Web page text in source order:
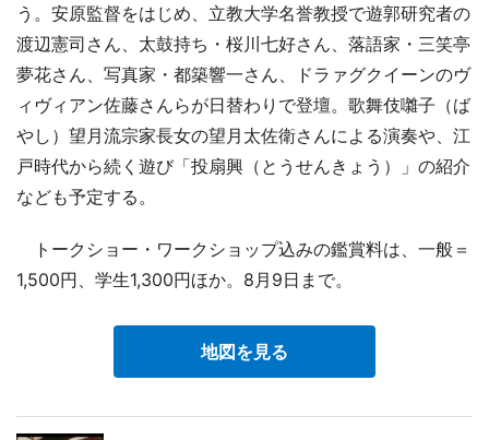
う。安原監督をはじめ、立教大学名誉教授で遊郭研究者の
渡辺憲司さん、太鼓持ち・桜川七好さん、落語家・三笑亭
夢花さん、写真家・都築響一さん、ドラァグクイーンのヴ
ィヴィアン佐藤さんらが日替わりで登壇。歌舞伎囃子（ば
やし）望月流宗家長女の望月太佐衛さんによる演奏や、江
戸時代から続く遊び「投扇興（とうせんきょう）」の紹介
なども予定する。
トークショー・ワークショップ込みの鑑賞料は、一般＝
1,500円、学生1,300円ほか。8月9日まで。
地図を見る